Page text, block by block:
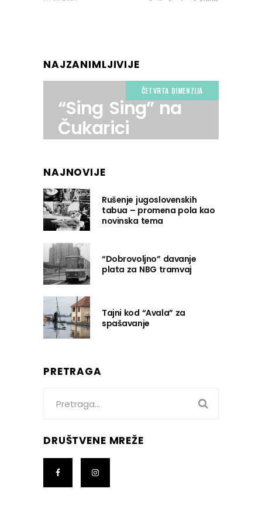
NAJZANIMLJIVIJE
ČETVRTA DIMENZIJA
“Sing Sing” na
Čukarici
NAJNOVIJE
Rušenje jugoslovenskih
tabua – promena pola kao
novinska tema
“Dobrovoljno” davanje
plata za NBG tramvaj
Tajni kod “Avala” za
spašavanje
PRETRAGA
DRUŠTVENE MREŽE